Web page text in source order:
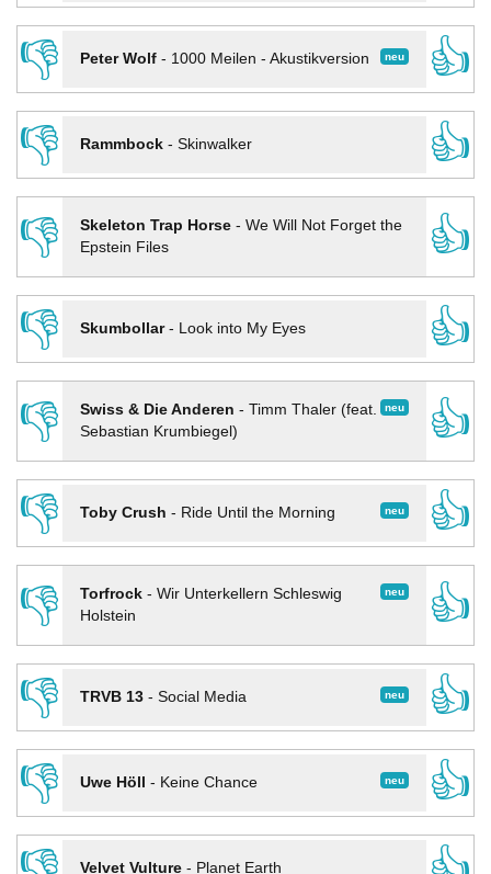
👎
neu
Peter Wolf- 1000 Meilen - Akustikversion
👍
👎
Rammbock- Skinwalker
👍
👎
Skeleton Trap Horse- We Will Not Forget the
Epstein Files
👍
👎
Skumbollar- Look into My Eyes
👍
👎
neu
Swiss & Die Anderen - Timm Thaler (feat.
Sebastian Krumbiegel)
👍
👎
neu
Toby Crush - Ride Until the Morning
👍
👎
neu
Torfrock- Wir Unterkellern Schleswig
Holstein
👍
👎
neu
TRVB 13- Social Media
👍
👎
neu
Uwe Höll - Keine Chance
👍
Velvet Vulture- Planet Earth